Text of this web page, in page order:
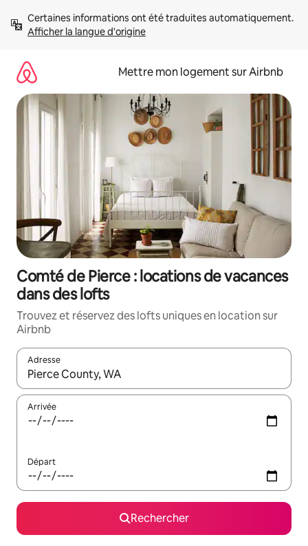
directement
Afficher la langue d'origine
Mettre mon logement sur Airbnb
Comté de Pierce : locations de vacances
dans des lofts
Trouvez et réservez des lofts uniques en location sur
Airbnb
Adresse
Lorsque les résultats s'affichent, utilisez les flèches vers le
Arrivée
Départ
Rechercher